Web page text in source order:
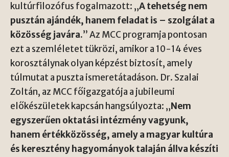
kultúrfilozófus fogalmazott: „A tehetség nem
pusztán ajándék, hanem feladat is – szolgálat a
közösség javára.” Az MCC programja pontosan
ezt a szemléletet tükrözi, amikor a 10-14 éves
korosztálynak olyan képzést biztosít, amely
túlmutat a puszta ismeretátadáson. Dr. Szalai
Zoltán, az MCC főigazgatója a jubileumi
előkészületek kapcsán hangsúlyozta: „Nem
egyszerűen oktatási intézmény vagyunk,
hanem értékközösség, amely a magyar kultúra
és keresztény hagyományok talaján állva készíti